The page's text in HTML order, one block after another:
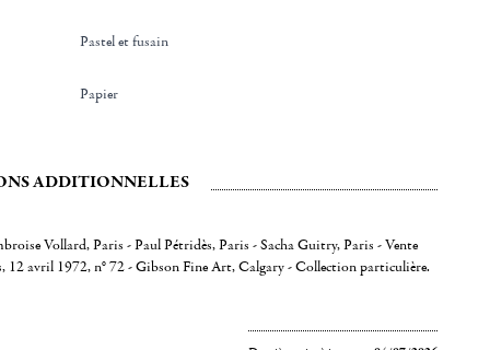
Pastel et fusain
Papier
ADDITIONNELLES
Vollard, Paris - Paul Pétridès, Paris - Sacha Guitry, Paris - Vente
12 avril 1972, n° 72 - Gibson Fine Art, Calgary - Collection particulière.